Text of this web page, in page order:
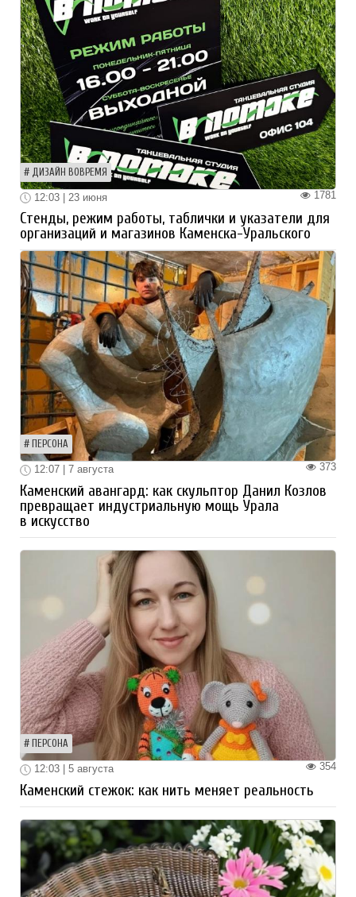
ДИЗАЙН ВОВРЕМЯ
1781
12:03 | 23 июня
Стенды, режим работы, таблички и указатели для
организаций и магазинов Каменска-Уральского
ПЕРСОНА
373
12:07 | 7 августа
Каменский авангард: как скульптор Данил Козлов
превращает индустриальную мощь Урала
в искусство
ПЕРСОНА
354
12:03 | 5 августа
Каменский стежок: как нить меняет реальность